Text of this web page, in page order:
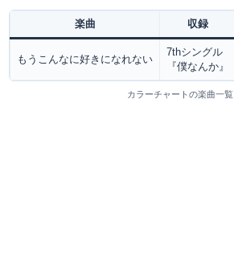
楽曲 収録
もうこんなに好きになれない
7thシングル
『僕なんか』
カラーチャートの楽曲一覧